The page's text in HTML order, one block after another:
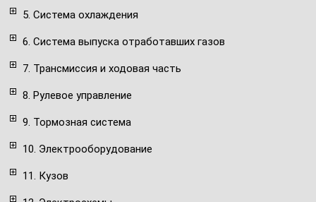
5. Система охлаждения
6. Система выпуска отработавших газов
7. Трансмиссия и ходовая часть
8. Рулевое управление
9. Тормозная система
10. Электрооборудование
11. Кузов